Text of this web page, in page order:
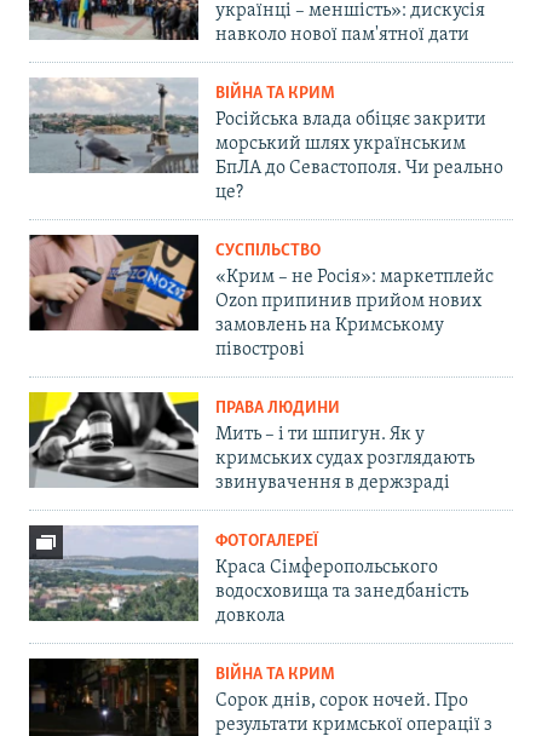
українці – меншість»: дискусія
навколо нової пам'ятної дати
ВІЙНА ТА КРИМ
Російська влада обіцяє закрити
морський шлях українським
БпЛА до Севастополя. Чи реально
це?
СУСПІЛЬСТВО
«Крим – не Росія»: маркетплейс
Ozon припинив прийом нових
замовлень на Кримському
півострові
ПРАВА ЛЮДИНИ
Мить – і ти шпигун. Як у
кримських судах розглядають
звинувачення в держзраді
ФОТОГАЛЕРЕЇ
Краса Сімферопольського
водосховища та занедбаність
довкола
ВІЙНА ТА КРИМ
Сорок днів, сорок ночей. Про
результати кримської операції з